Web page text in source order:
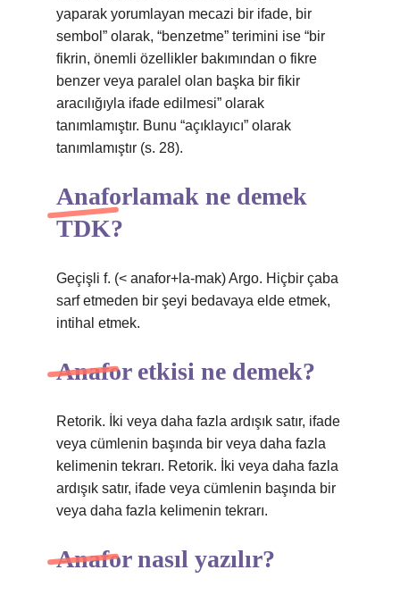
yaparak yorumlayan mecazi bir ifade, bir
sembol” olarak, “benzetme” terimini ise “bir
fikrin, önemli özellikler bakımından o fikre
benzer veya paralel olan başka bir fikir
aracılığıyla ifade edilmesi” olarak
tanımlamıştır. Bunu “açıklayıcı” olarak
tanımlamıştır (s. 28).
Anaforlamak ne demek
TDK?
Geçişli f. (< anafor+la-mak) Argo. Hiçbir çaba
sarf etmeden bir şeyi bedavaya elde etmek,
intihal etmek.
Anafor etkisi ne demek?
Retorik. İki veya daha fazla ardışık satır, ifade
veya cümlenin başında bir veya daha fazla
kelimenin tekrarı. Retorik. İki veya daha fazla
ardışık satır, ifade veya cümlenin başında bir
veya daha fazla kelimenin tekrarı.
Anafor nasıl yazılır?